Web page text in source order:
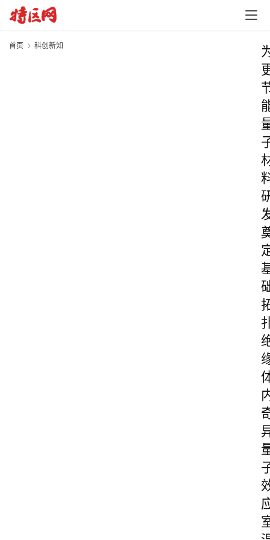
首页 科创新知